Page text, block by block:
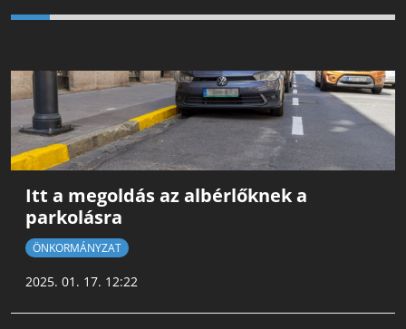
Itt a megoldás az albérlőknek a
parkolásra
ÖNKORMÁNYZAT
2025. 01. 17. 12:22